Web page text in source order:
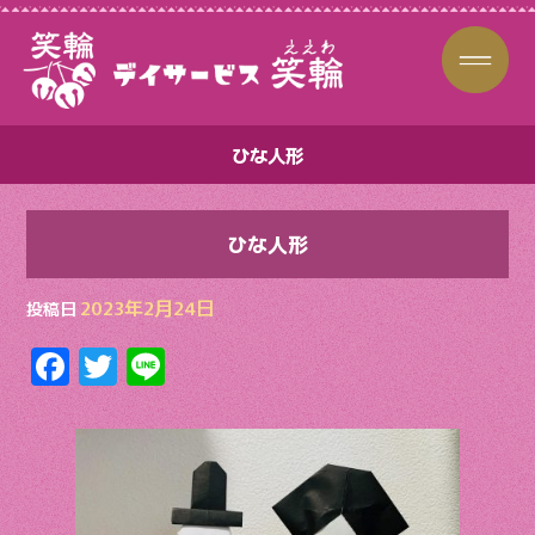
ひな人形
ひな人形
投稿日 2023年2月24日
F
ac
e
b
o
T
w
itt
Li
n
e